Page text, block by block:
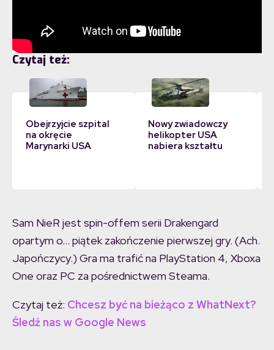
Czytaj też:
Obejrzyjcie szpital
na okręcie
Marynarki USA
Nowy zwiadowczy
helikopter USA
nabiera kształtu
Sam NieR jest spin-offem serii Drakengard
opartym o… piątek zakończenie pierwszej gry. (Ach.
Japończycy.) Gra ma trafić na PlayStation 4, Xboxa
One oraz PC za pośrednictwem Steama.
Czytaj też: Chcesz być na bieżąco z WhatNext?
Śledź nas w Google News